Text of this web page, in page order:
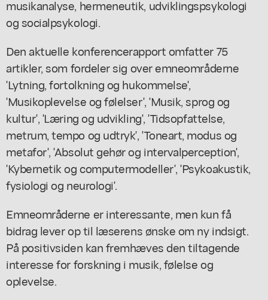
musikanalyse, hermeneutik, udviklingspsykologi
og socialpsykologi.
Den aktuelle konferencerapport omfatter 75
artikler, som fordeler sig over emneområderne
'Lytning, fortolkning og hukommelse',
'Musikoplevelse og følelser', 'Musik, sprog og
kultur', 'Læring og udvikling', 'Tidsopfattelse,
metrum, tempo og udtryk', 'Toneart, modus og
metafor', 'Absolut gehør og intervalperception',
'Kybernetik og computermodeller', 'Psykoakustik,
fysiologi og neurologi'.
Emneområderne er interessante, men kun få
bidrag lever op til læserens ønske om ny indsigt.
På positivsiden kan fremhæves den tiltagende
interesse for forskning i musik, følelse og
oplevelse.